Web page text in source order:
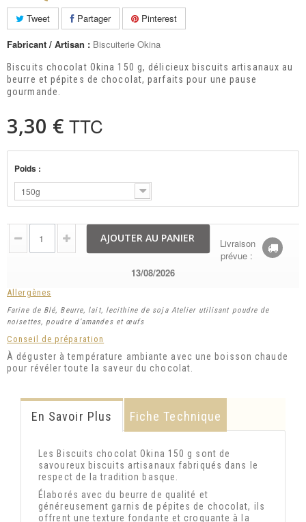
Tweet Partager
Pinterest
Fabricant / Artisan : Biscuiterie Okina
Biscuits chocolat Okina 150 g, délicieux biscuits artisanaux au
beurre et pépites de chocolat, parfaits pour une pause
gourmande.
3,30 € TTC
Poids :
150g
AJOUTER AU PANIER
Livraison
prévue :
13/08/2026
Allergènes
Farine de Blé, Beurre, lait, lecithine de soja Atelier utilisant poudre de
noisettes, poudre d’amandes et œufs
Conseil de préparation
À déguster à température ambiante avec une boisson chaude
pour révéler toute la saveur du chocolat.
En Savoir Plus Fiche Technique
Les Biscuits chocolat Okina 150 g sont de
savoureux biscuits artisanaux fabriqués dans le
respect de la tradition basque.
Élaborés avec du beurre de qualité et
généreusement garnis de pépites de chocolat, ils
offrent une texture fondante et croquante à la